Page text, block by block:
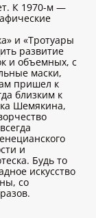
К 1970-м —
и «Тротуары
развитие
и объемных, с
маски,
пришел к
близким к
Шемякина,
и
Будь то
искусство
со